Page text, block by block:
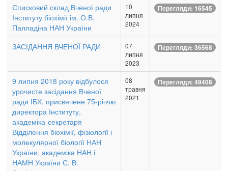
Списковий склад Вченої ради
Інституту біохімії ім. О.В.
Палладіна НАН України
10
липня
2024
Перегляди: 16545
ЗАСІДАННЯ ВЧЕНОЇ РАДИ
07
липня
2023
Перегляди: 36568
9 липня 2018 року відбулося
урочисте засідання Вченої
ради ІБХ, присвячене 75-річчю
директора Інституту,
академіка-секретаря
Відділення біохімії, фізіології і
молекулярної біології НАН
України, академіка НАН і
НАМН України С. В.
08
травня
2021
Перегляди: 49408